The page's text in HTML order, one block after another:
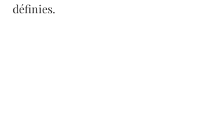
définies.